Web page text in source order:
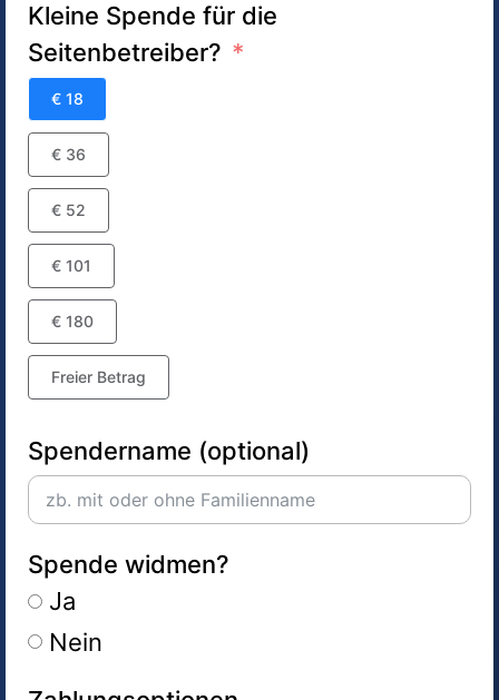
Kleine Spende für die
Seitenbetreiber?
€ 18
€ 36
€ 52
€ 101
€ 180
Freier Betrag
Spendername (optional)
Spende widmen?
Ja
Nein